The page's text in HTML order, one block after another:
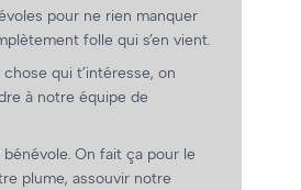
pour ne rien manquer
folle qui s’en vient.
chose qui t’intéresse, on
à notre équipe de
bénévole. On fait ça pour le
plume, assouvir notre